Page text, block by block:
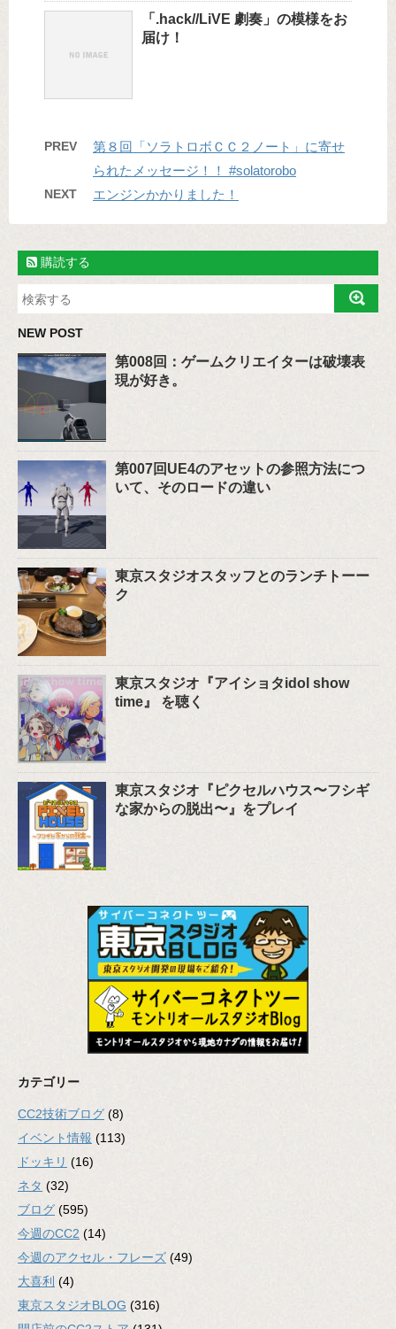
「.hack//LiVE 劇奏」の模様をお
届け！
PREV
第８回「ソラトロボＣＣ２ノート」に寄せ
られたメッセージ！！ #solatorobo
NEXT エンジンかかりました！
購読する
NEW POST
第008回：ゲームクリエイターは破壊表
現が好き。
第007回UE4のアセットの参照方法につ
いて、そのロードの違い
東京スタジオスタッフとのランチトーー
ク
東京スタジオ『アイショタidol show
time』 を聴く
東京スタジオ『ピクセルハウス〜フシギ
な家からの脱出〜』をプレイ
カテゴリー
CC2技術ブログ (8)
イベント情報 (113)
ドッキリ (16)
ネタ (32)
ブログ (595)
今週のCC2 (14)
今週のアクセル・フレーズ (49)
大喜利 (4)
東京スタジオBLOG (316)